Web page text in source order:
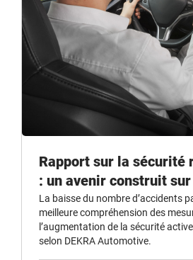
Rapport sur la sécurité
: un avenir construit
La baisse du nombre d’accidents
meilleure compréhension des
l’augmentation de la sécurité
selon DEKRA Automotive.